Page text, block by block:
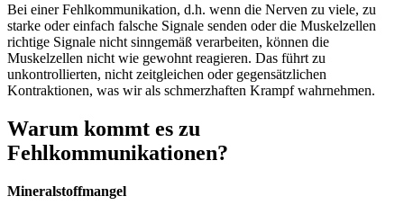
Bei einer Fehlkommunikation, d.h. wenn die Nerven zu viele, zu
starke oder einfach falsche Signale senden oder die Muskelzellen
richtige Signale nicht sinngemäß verarbeiten, können die
Muskelzellen nicht wie gewohnt reagieren. Das führt zu
unkontrollierten, nicht zeitgleichen oder gegensätzlichen
Kontraktionen, was wir als schmerzhaften Krampf wahrnehmen.
Warum kommt es zu
Fehlkommunikationen?
Mineralstoffmangel